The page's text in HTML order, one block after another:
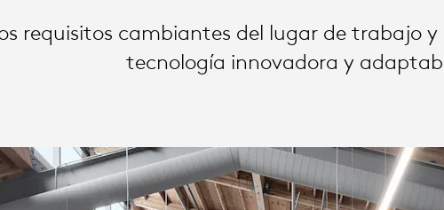
requisitos cambiantes del lugar de trabajo
tecnología innovadora y